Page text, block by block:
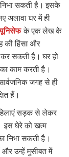
सकती है। इसके
अलावा घर में ही
के एक लेख के
की हिंसा और
सकती है। घर हो
काम करती है।
जगह से ही
हैं।
सड़क से लेकर
इस घेरे को खत्म
निभा सकती है।
उन्हें मुसीबत में